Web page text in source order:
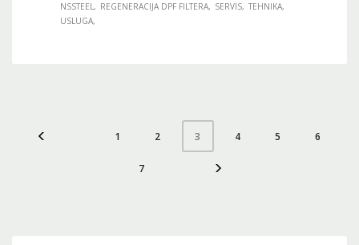
NSSTEEL
REGENERACIJA DPF FILTERA SERVIS TEHNIKA
USLUGA
1 2 3 4 5 6
7